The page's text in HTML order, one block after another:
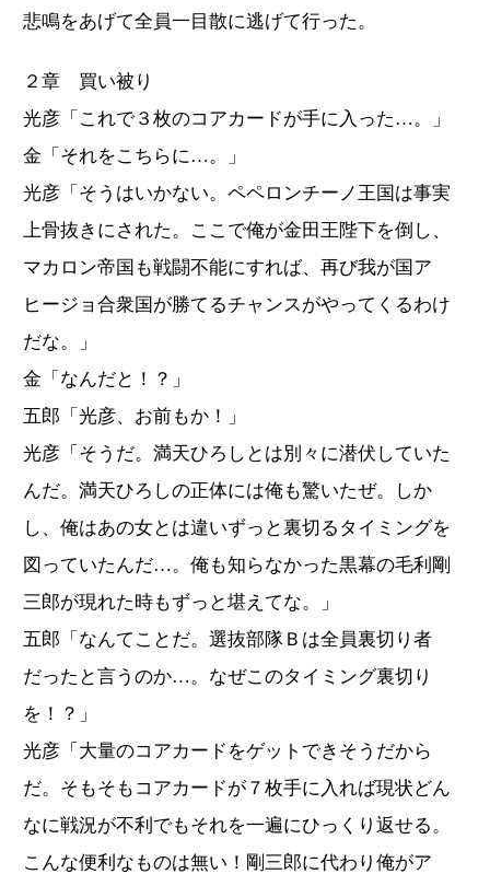
悲鳴をあげて全員一目散に逃げて行った。
２章 買い被り
光彦「これで３枚のコアカードが手に入った…。」
金「それをこちらに…。」
光彦「そうはいかない。ペペロンチーノ王国は事実
上骨抜きにされた。ここで俺が金田王陛下を倒し、
マカロン帝国も戦闘不能にすれば、再び我が国ア
ヒージョ合衆国が勝てるチャンスがやってくるわけ
だな。」
金「なんだと！？」
五郎「光彦、お前もか！」
光彦「そうだ。満天ひろしとは別々に潜伏していた
んだ。満天ひろしの正体には俺も驚いたぜ。しか
し、俺はあの女とは違いずっと裏切るタイミングを
図っていたんだ…。俺も知らなかった黒幕の毛利剛
三郎が現れた時もずっと堪えてな。」
五郎「なんてことだ。選抜部隊Ｂは全員裏切り者
だったと言うのか…。なぜこのタイミング裏切り
を！？」
光彦「大量のコアカードをゲットできそうだから
だ。そもそもコアカードが７枚手に入れば現状どん
なに戦況が不利でもそれを一遍にひっくり返せる。
こんな便利なものは無い！剛三郎に代わり俺がア